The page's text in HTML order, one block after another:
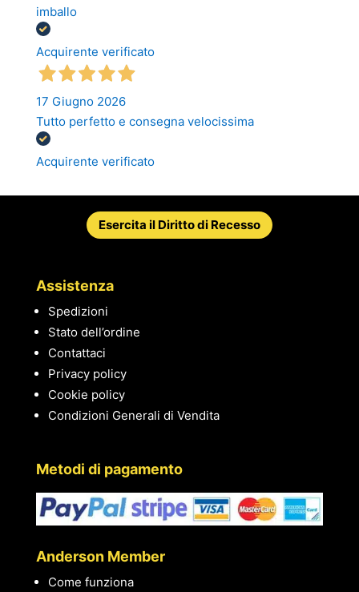
imballo
Acquirente verificato
17 Giugno 2026
Tutto perfetto e consegna velocissima
Acquirente verificato
Esercita il Diritto di Recesso
Assistenza
Spedizioni
Stato dell’ordine
Contattaci
Privacy policy
Cookie policy
Condizioni Generali di Vendita
Metodi di pagamento
Anderson Member
Come funziona